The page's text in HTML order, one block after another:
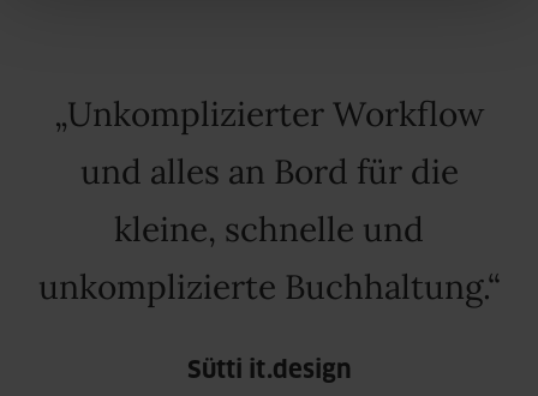
Unkomplizierter Workflow
und alles an Bord für die
kleine, schnelle und
unkomplizierte Buchhaltung.
Sütti it.design